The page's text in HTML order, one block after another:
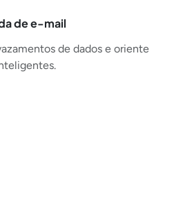
de e-mail
de dados e oriente